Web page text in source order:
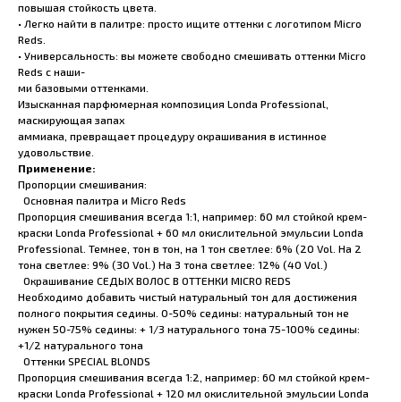
повышая стойкость цвета.
• Легко найти в палитре: просто ищите оттенки с логотипом Micro
Reds.
• Универсальность: вы можете свободно смешивать оттенки Micro
Reds с наши-
ми базовыми оттенками.
Изысканная парфюмерная композиция Londa Professional,
маскирующая запах
аммиака, превращает процедуру окрашивания в истинное
удовольствие.
Применение:
Пропорции смешивания:
Основная палитра и Micro Reds
Пропорция смешивания всегда 1:1, например: 60 мл стойкой крем-
краски Londa Professional + 60 мл окислительной эмульсии Londa
Professional. Темнее, тон в тон, на 1 тон светлее: 6% (20 Vol. На 2
тона светлее: 9% (30 Vol.) На 3 тона светлее: 12% (40 Vol.)
Окрашивание СЕДЫХ ВОЛОС В ОТТЕНКИ MICRO REDS
Необходимо добавить чистый натуральный тон для достижения
полного покрытия седины. 0-50% седины: натуральный тон не
нужен 50-75% седины: + 1/3 натурального тона 75-100% седины:
+1/2 натурального тона
Оттенки SPECIAL BLONDS
Пропорция смешивания всегда 1:2, например: 60 мл стойкой крем-
краски Londa Professional + 120 мл окислительной эмульсии Londa